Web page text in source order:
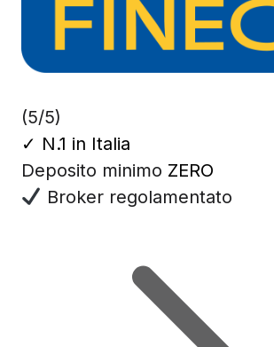
(5/5)
✓ N.1 in Italia
Deposito minimo ZERO
Broker regolamentato